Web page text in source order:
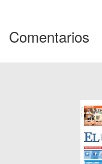
Comentarios